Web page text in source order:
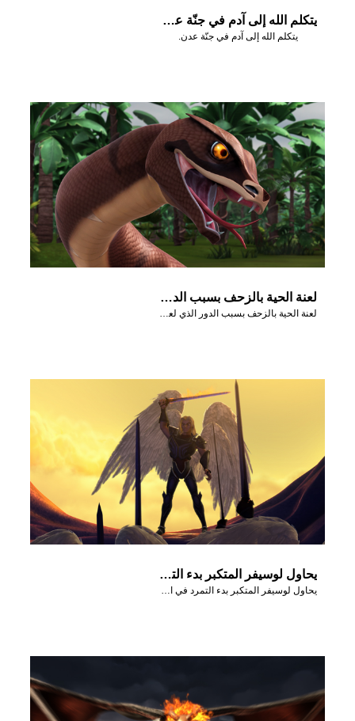
يتكلم الله إلى آدم في جنّة عدن.
يتكلم الله إلى آدم في جنّة عدن.
لعنة الحية بالزحف بسبب الدور الذي لعبته في السقوط.
لعنة الحية بالزحف بسبب الدور الذي لعبته في السقوط.
يحاول لوسيفر المتكبر بدء التمرد في السماء.